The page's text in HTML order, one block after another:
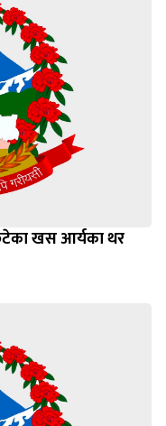
खस आर्यका थर